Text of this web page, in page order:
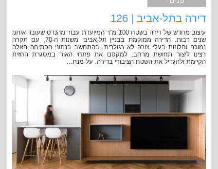
דירה בתל-אביב | 126
עיצוב מחדש של דירה בשטח 100 מ”ר המיועדת עבור מהנדס שעובד איתנו
שנים רבות. הדירה ממוקמת בבניין תל-אביבי משנות ה-70, עם תקרה
נמוכה וחלונות בעלי צורה לא רגולרית. בהתחשב בנתוני הפתיחה האלה
רצינו ליצור תחושת מרחב, למקסם את פתחי האור במסגרת החזית
הקיימת ולהגדיל את השטח הציבורי בדירה. על-מנת...